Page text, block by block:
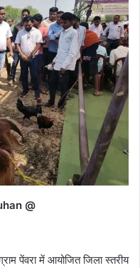
@
पेंवरा में आयोजित जिला स्तरीय